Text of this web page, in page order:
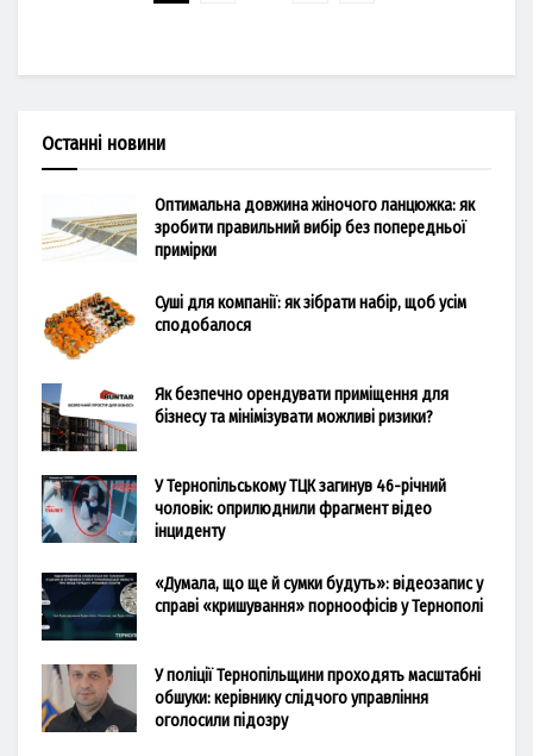
Останні новини
Оптимальна довжина жіночого ланцюжка: як
зробити правильний вибір без попередньої
примірки
Суші для компанії: як зібрати набір, щоб усім
сподобалося
Як безпечно орендувати приміщення для
бізнесу та мінімізувати можливі ризики?
У Тернопільському ТЦК загинув 46-річний
чоловік: оприлюднили фрагмент відео
інциденту
«Думала, що ще й сумки будуть»: відеозапис у
справі «кришування» порноофісів у Тернополі
У поліції Тернопільщини проходять масштабні
обшуки: керівнику слідчого управління
оголосили підозру